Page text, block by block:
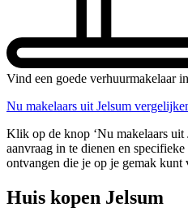
Vind een goede verhuurmakelaar
Nu makelaars uit Jelsum
Klik op de knop ‘Nu makelaars
aanvraag in te dienen en
ontvangen die je op je gemak kunt
Huis kopen Jelsum